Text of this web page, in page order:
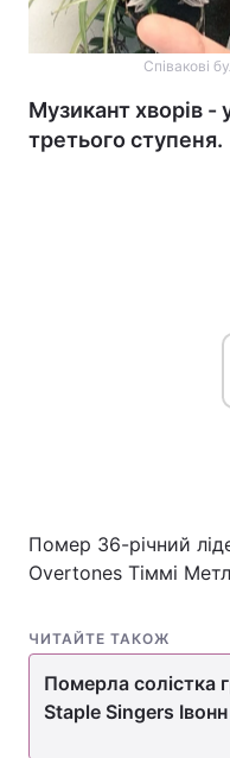
Співакові
Музикант хворів -
третього ступеня.
Помер 36-річний
Overtones Тіммі
ЧИТАЙТЕ ТАКОЖ
Померла солістка
Staple Singers